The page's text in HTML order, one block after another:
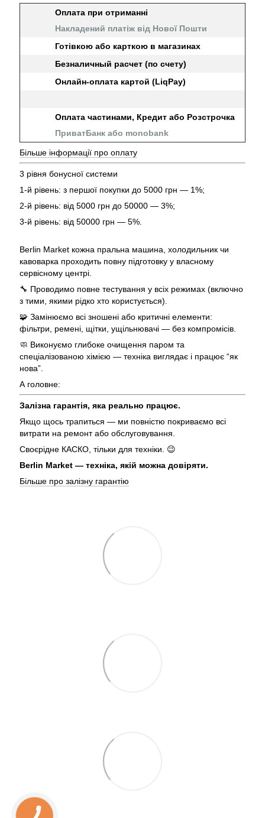
Оплата при отриманні
Накладений платіж від Нової Пошти
Готівкою або карткою в магазинах
Безналичный расчет (по счету)
Онлайн-оплата картой (LiqPay)
Оплата частинами, Кредит або Розстрочка
ПриватБанк або monobank
Більше інформації про оплату
3 рівня бонусної системи
1-й рівень: з першої покупки до 5000 грн — 1%;
2-й рівень: від 5000 грн до 50000 — 3%;
3-й рівень: від 50000 грн — 5%.
Berlin Market кожна пральна машина, холодильник чи
кавоварка проходить повну підготовку у власному
сервісному центрі.
🔧 Проводимо повне тестування у всіх режимах (включно
з тими, якими рідко хто користується).
🧩 Замінюємо всі зношені або критичні елементи:
фільтри, ремені, щітки, ущільнювачі — без компромісів.
🧼 Виконуємо глибоке очищення паром та
спеціалізованою хімією — техніка виглядає і працює “як
нова”.
А головне:
Залізна гарантія, яка реально працює.
Якщо щось трапиться — ми повністю покриваємо всі
витрати на ремонт або обслуговування.
Своєрідне КАСКО, тільки для техніки. 😉
Berlin Market — техніка, якій можна довіряти.
Більше про залізну гарантію